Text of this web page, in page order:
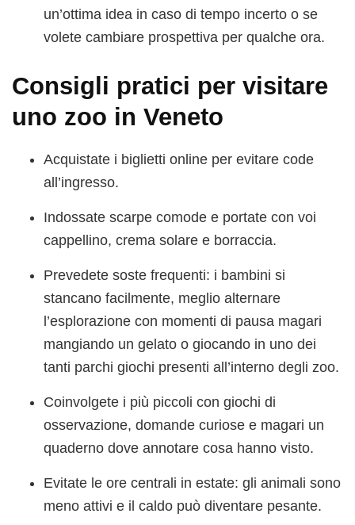
un’ottima idea in caso di tempo incerto o se
volete cambiare prospettiva per qualche ora.
Consigli pratici per visitare
uno zoo in Veneto
Acquistate i biglietti online per evitare code
all’ingresso.
Indossate scarpe comode e portate con voi
cappellino, crema solare e borraccia.
Prevedete soste frequenti: i bambini si
stancano facilmente, meglio alternare
l’esplorazione con momenti di pausa magari
mangiando un gelato o giocando in uno dei
tanti parchi giochi presenti all’interno degli zoo.
Coinvolgete i più piccoli con giochi di
osservazione, domande curiose e magari un
quaderno dove annotare cosa hanno visto.
Evitate le ore centrali in estate: gli animali sono
meno attivi e il caldo può diventare pesante.